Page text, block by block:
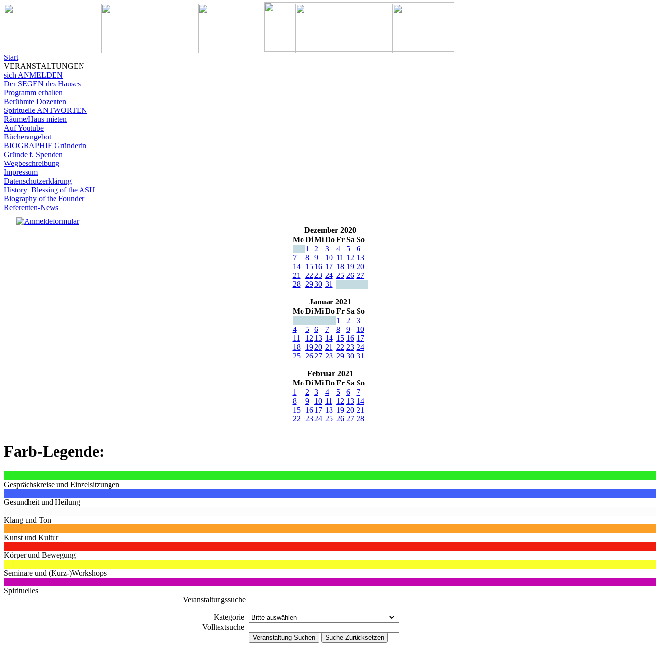
Start
VERANSTALTUNGEN
sich ANMELDEN
Der SEGEN des Hauses
Programm erhalten
Berühmte Dozenten
Spirituelle ANTWORTEN
Räume/Haus mieten
Auf Youtube
Bücherangebot
BIOGRAPHIE Gründerin
Gründe f. Spenden
Wegbeschreibung
Impressum
Datenschutzerklärung
History+Blessing of the ASH
Biography of the Founder
Referenten-News
Dezember 2020
Mo DiMi Do Fr Sa So
1
2 3 4 5
6
7
8 9 10 11 12 13
14
15 16 17 18 19 20
21
22 23 24 25 26 27
28
2930 31
Januar 2021
Mo DiMi Do Fr Sa So
1
2
3
4
5 6 7 8 9
10
11
12 13 14 15 16 17
18
19 20 21 22 23 24
25
26 27 28 29 30 31
Februar 2021
Mo DiMi Do Fr Sa So
1
2 3 4 5 6
7
8
9 10 11 12 13 14
15
16 17 18 19 20 21
22
23 24 25 26 27 28
Farb-Legende:
Gesprächskreise und Einzelsitzungen
Gesundheit und Heilung
Klang und Ton
Kunst und Kultur
Körper und Bewegung
Seminare und (Kurz-)Workshops
Spirituelles
Veranstaltungssuche
Kategorie
Volltextsuche